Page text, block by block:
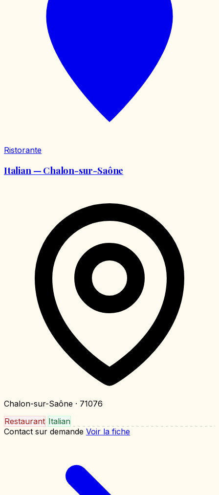
Ristorante
Italian — Chalon-sur-Saône
Chalon-sur-Saône · 71076
Restaurant Italian
Contact sur demande Voir la fiche